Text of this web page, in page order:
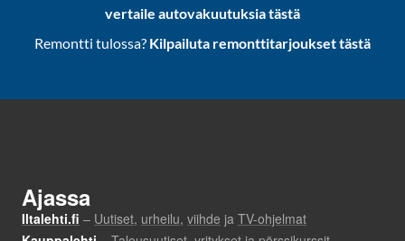
vertaile autovakuutuksia tästä
Remontti tulossa? Kilpailuta remonttitarjoukset tästä